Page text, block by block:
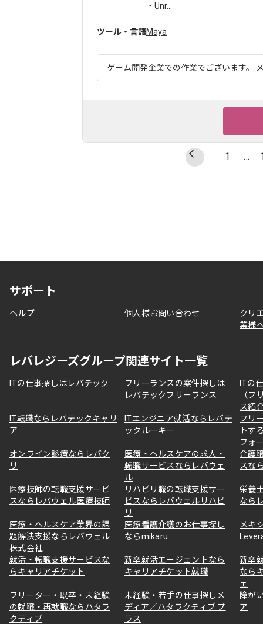
・Unr...
ツール・言語Maya
ゲーム開発企業での作業でございます。
1 …
サポート
ヘルプ 個人様お問い合わせ
クリ
業様
レバレジーズグループ関連サイト一覧
ITの仕事探しはレバテック
フリーランスの案件探しは
レバテックフリーランス
ITの
（フ
ス紹
IT転職ならレバテックキャリ
ア
ITエンジニア就活ならレバテ
ックルーキー
フリ
トす
フォ
オンライン診療ならレバク
リ
医療・ヘルスケアの求人・
転職サービスならレバウェ
ル
介護
スな
医療技師の転職支援サービ
スならレバウェル医療技師
リハビリ職の転職支援サー
ビスならレバウェルリハビ
リ
栄養
なら
医療・ヘルスケア業界の課
題解決支援ならレバウェル
株式会社
医療看護介護のお仕事探し
ならmikaru
メキ
就活・転職支援サービスな
らキャリアチケット
新卒就活エージェントなら
キャリアチケット就職
新卒
なら
ェ
フリーター・既卒・未経験
の就職・再就職ならハタラ
クティブ
未経験・若手の仕事探しメ
ディア／ハタラクティブ プ
ラス
障が
ア